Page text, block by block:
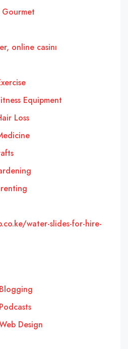
online casinı
Equipment
Loss
water-slides-for-hire-
Design